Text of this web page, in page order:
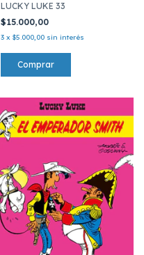
LUCKY LUKE 33
$15.000,00
3 x $5.000,00 sin interés